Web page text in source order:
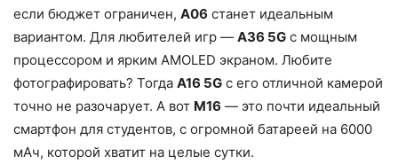
если бюджет ограничен, A06 станет идеальным
вариантом. Для любителей игр — A36 5G с мощным
процессором и ярким AMOLED экраном. Любите
фотографировать? Тогда A16 5G с его отличной камерой
точно не разочарует. А вот M16 — это почти идеальный
смартфон для студентов, с огромной батареей на 6000
мАч, которой хватит на целые сутки.